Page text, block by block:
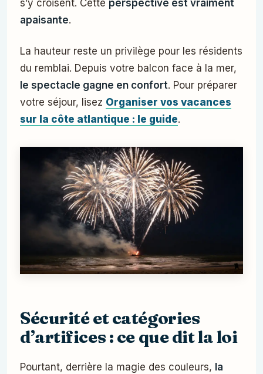
s’y croisent. Cette perspective est vraiment
apaisante.
La hauteur reste un privilège pour les résidents
du remblai. Depuis votre balcon face à la mer,
le spectacle gagne en confort. Pour préparer
votre séjour, lisez Organiser vos vacances
sur la côte atlantique : le guide.
Sécurité et catégories
d’artifices : ce que dit la loi
Pourtant, derrière la magie des couleurs, la